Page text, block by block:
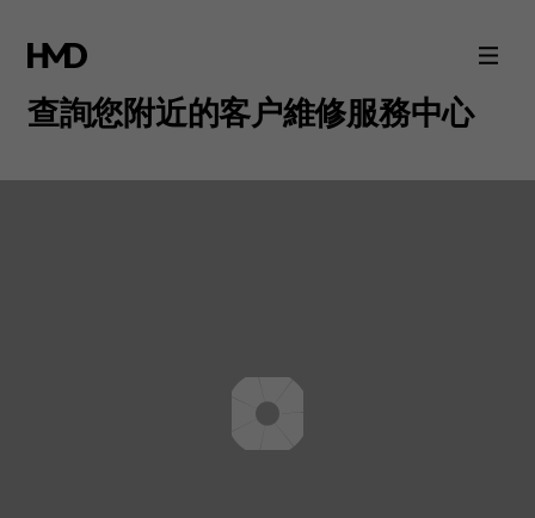
尋
找
就
查詢您附近的客户維修服務中心